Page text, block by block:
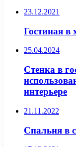
23.12.2021
Гостиная в
25.04.2024
Стенка в
интерьере
21.11.2022
Спальня в